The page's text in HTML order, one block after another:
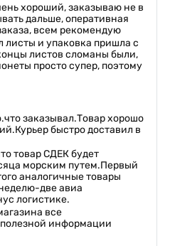
хороший, заказываю не в
дальше, оперативная
всем рекомендую
листы и упаковка пришла с
листов сломаны были,
просто супер, поэтому
заказывал.Товар хорошо
быстро доставил в
товар СДЕК будет
морским путем.Первый
аналогичные товары
две авиа
логистике.
все
информации